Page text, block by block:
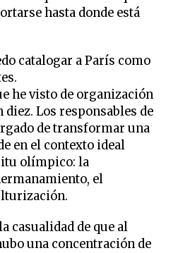
hasta donde está
catalogar a París como
he visto de organización
Los responsables de
de transformar una
en el contexto ideal
olímpico: la
el
casualidad de que al
una concentración de